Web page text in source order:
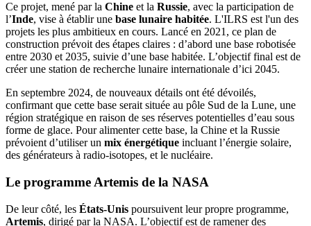
Ce projet, mené par la Chine et la Russie, avec la participation de
l’Inde, vise à établir une base lunaire habitée. L'ILRS est l'un des
projets les plus ambitieux en cours. Lancé en 2021, ce plan de
construction prévoit des étapes claires : d’abord une base robotisée
entre 2030 et 2035, suivie d’une base habitée. L’objectif final est de
créer une station de recherche lunaire internationale d’ici 2045.
En septembre 2024, de nouveaux détails ont été dévoilés,
confirmant que cette base serait située au pôle Sud de la Lune, une
région stratégique en raison de ses réserves potentielles d’eau sous
forme de glace. Pour alimenter cette base, la Chine et la Russie
prévoient d’utiliser un mix énergétique incluant l’énergie solaire,
des générateurs à radio-isotopes, et le nucléaire.
Le programme Artemis de la NASA
De leur côté, les États-Unis poursuivent leur propre programme,
Artemis, dirigé par la NASA. L’objectif est de ramener des